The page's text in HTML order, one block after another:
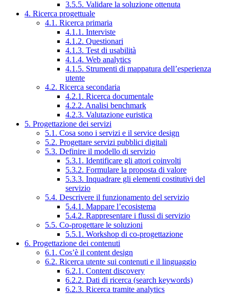
3.5.5. Validare la soluzione ottenuta
4. Ricerca progettuale
4.1. Ricerca primaria
4.1.1. Interviste
4.1.2. Questionari
4.1.3. Test di usabilità
4.1.4. Web analytics
4.1.5. Strumenti di mappatura dell’esperienza
utente
4.2. Ricerca secondaria
4.2.1. Ricerca documentale
4.2.2. Analisi benchmark
4.2.3. Valutazione euristica
5. Progettazione dei servizi
5.1. Cosa sono i servizi e il service design
5.2. Progettare servizi pubblici digitali
5.3. Definire il modello di servizio
5.3.1. Identificare gli attori coinvolti
5.3.2. Formulare la proposta di valore
5.3.3. Inquadrare gli elementi costitutivi del
servizio
5.4. Descrivere il funzionamento del servizio
5.4.1. Mappare l’ecosistema
5.4.2. Rappresentare i flussi di servizio
5.5. Co-progettare le soluzioni
5.5.1. Workshop di co-progettazione
6. Progettazione dei contenuti
6.1. Cos’è il content design
6.2. Ricerca utente sui contenuti e il linguaggio
6.2.1. Content discovery
6.2.2. Dati di ricerca (search keywords)
6.2.3. Ricerca tramite analytics